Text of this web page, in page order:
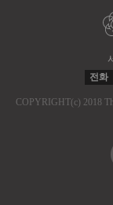
전화
COPYRIGHT(c) 2018